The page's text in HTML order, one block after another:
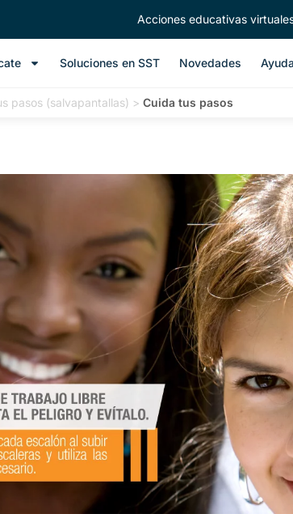
Acciones educativas
Soluciones en SST Novedades Ayuda
pasos (salvapantallas) > Cuida tus pasos